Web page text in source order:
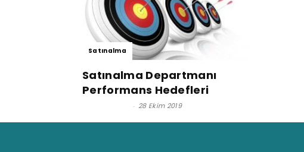
Satınalma
Satınalma Departmanı
Performans Hedefleri
- 28 Ekim 2019